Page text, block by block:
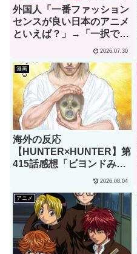
外国人「一番ファッション
センスが良い日本のアニメ
といえば？」→「一択でし
2026.07.30
漫画
海外の反応
【HUNTER×HUNTER】第
415話感想「ビヨンドみた
いな怪物ですらこれちょっ
2026.08.04
アニメ